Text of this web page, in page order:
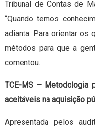
Tribunal de Contas de
“Quando temos
adianta. Para orientar os
métodos para que a
comentou.
TCE-MS – Metodologia
aceitáveis na aquisição
Apresentada pelos